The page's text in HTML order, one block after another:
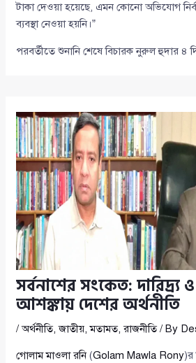
টাকা দেওয়া হয়েছে, এমন কোনো অভিযোগ
ব্যবস্থা নেওয়া হয়নি।”
পরবর্তীতে শুনানি শেষে বিচারক নুরুল হুদার ৪
সর্বনাশের সংকেত: দারিদ্র্য
আশঙ্কায় দেশের অর্থনীতি
/অর্থনীতি,জাতীয়,মতামত,রাজনীতি/ By
গোলাম মাওলা রনি(Golam Mawla Rony)র